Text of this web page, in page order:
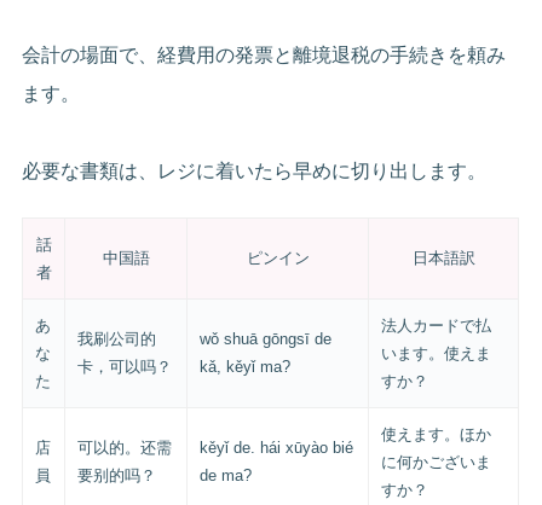
会計の場面で、経費用の発票と離境退税の手続きを頼み
ます。
必要な書類は、レジに着いたら早めに切り出します。
話
者
中国語 ピンイン 日本語訳
あ
な
た
我刷公司的
卡，可以吗？
wǒ shuā gōngsī de
kǎ, kěyǐ ma?
法人カードで払
います。使えま
すか？
店
員
可以的。还需
要别的吗？
kěyǐ de. hái xūyào bié
de ma?
使えます。ほか
に何かございま
すか？